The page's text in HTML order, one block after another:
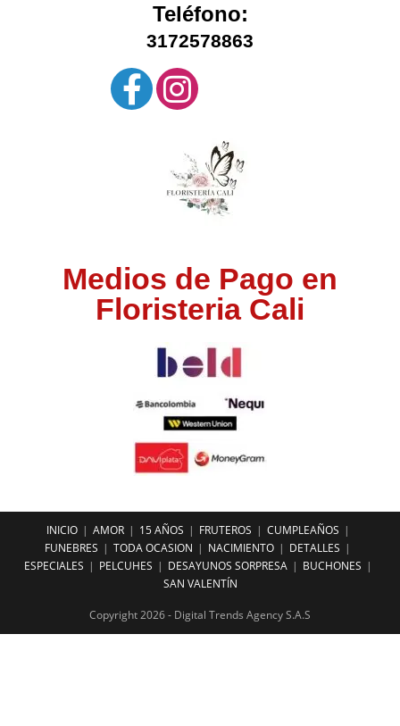
Teléfono:
3172578863
Medios de Pago en
Floristeria Cali
INICIO AMOR 15 AÑOS FRUTEROS
CUMPLEAÑOS
FUNEBRES
TODA OCASION NACIMIENTO
DETALLES
ESPECIALES
PELCUHES DESAYUNOS SORPRESA
BUCHONES
SAN VALENTÍN
Copyright 2026 - Digital Trends Agency S.A.S